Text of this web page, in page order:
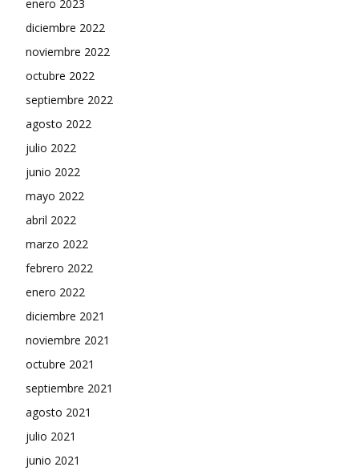
enero 2023
diciembre 2022
noviembre 2022
octubre 2022
septiembre 2022
agosto 2022
julio 2022
junio 2022
mayo 2022
abril 2022
marzo 2022
febrero 2022
enero 2022
diciembre 2021
noviembre 2021
octubre 2021
septiembre 2021
agosto 2021
julio 2021
junio 2021